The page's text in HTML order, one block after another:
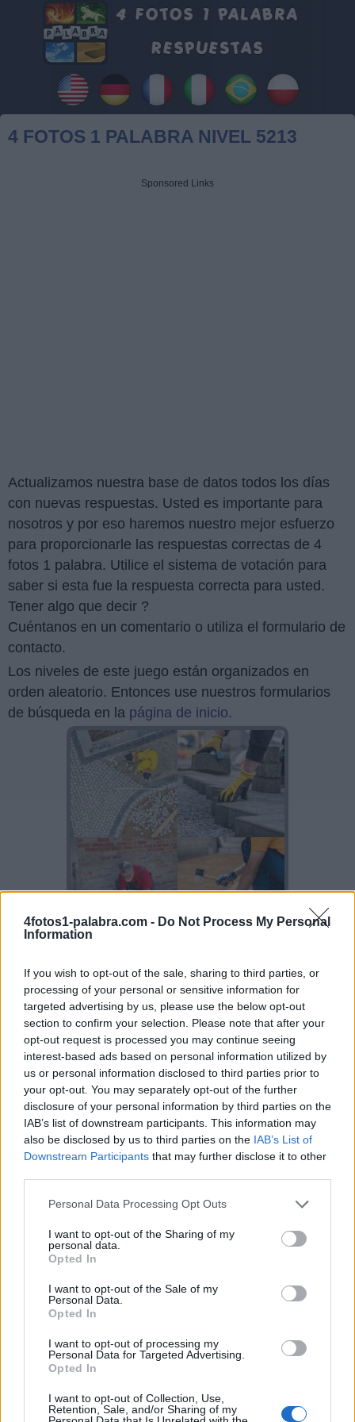
4fotos1-palabra.com - Do Not Process My Personal
Information
If you wish to opt-out of the sale, sharing to third parties, or
processing of your personal or sensitive information for
targeted advertising by us, please use the below opt-out
section to confirm your selection. Please note that after your
opt-out request is processed you may continue seeing
interest-based ads based on personal information utilized by
us or personal information disclosed to third parties prior to
your opt-out. You may separately opt-out of the further
disclosure of your personal information by third parties on the
IAB’s list of downstream participants. This information may
also be disclosed by us to third parties on the IAB’s List of
Downstream Participants that may further disclose it to other
Personal Data Processing Opt Outs
I want to opt-out of the Sharing of my
personal data.
Opted In
I want to opt-out of the Sale of my
Personal Data.
Opted In
I want to opt-out of processing my
Personal Data for Targeted Advertising.
Opted In
I want to opt-out of Collection, Use,
Retention, Sale, and/or Sharing of my
4 FOTOS 1 PALABRA NIVEL 5213
Sponsored Links
Actualizamos nuestra base de datos todos los días
con nuevas respuestas. Usted es importante para
nosotros y por eso haremos nuestro mejor esfuerzo
para proporcionarle las respuestas correctas de 4
fotos 1 palabra. Utilice el sistema de votación para
saber si esta fue la respuesta correcta para usted.
Tener algo que decir ?
Cuéntanos en un comentario o utiliza el formulario de
contacto.
Los niveles de este juego están organizados en
orden aleatorio. Entonces use nuestros formularios
de búsqueda en la página de inicio.
Sponsored Links
Responder:EMPEDRAR